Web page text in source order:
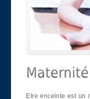
Etre enceinte est un